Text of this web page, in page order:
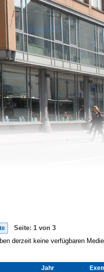
Seite: 1 von 3
derzeit keine verfügbaren
Jahr